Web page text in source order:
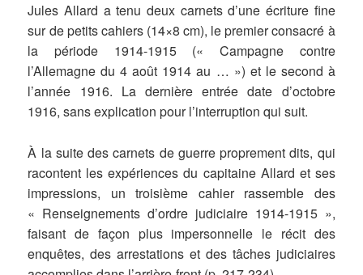
Jules Allard a tenu deux carnets d’une écriture fine
sur de petits cahiers (14×8 cm), le premier consacré à
la période 1914-1915 (« Campagne contre
l’Allemagne du 4 août 1914 au … ») et le second à
l’année 1916. La dernière entrée date d’octobre
1916, sans explication pour l’interruption qui suit.
À la suite des carnets de guerre proprement dits, qui
racontent les expériences du capitaine Allard et ses
impressions, un troisième cahier rassemble des
« Renseignements d’ordre judiciaire 1914-1915 »,
faisant de façon plus impersonnelle le récit des
enquêtes, des arrestations et des tâches judiciaires